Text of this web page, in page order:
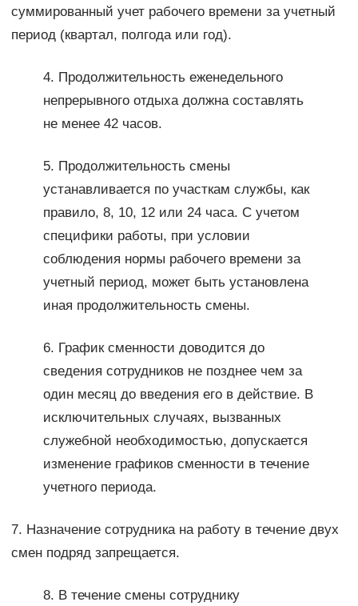
суммированный учет рабочего времени за учетный
период (квартал, полгода или год).
4. Продолжительность еженедельного
непрерывного отдыха должна составлять
не менее 42 часов.
5. Продолжительность смены
устанавливается по участкам службы, как
правило, 8, 10, 12 или 24 часа. С учетом
специфики работы, при условии
соблюдения нормы рабочего времени за
учетный период, может быть установлена
иная продолжительность смены.
6. График сменности доводится до
сведения сотрудников не позднее чем за
один месяц до введения его в действие. В
исключительных случаях, вызванных
служебной необходимостью, допускается
изменение графиков сменности в течение
учетного периода.
7. Назначение сотрудника на работу в течение двух
смен подряд запрещается.
8. В течение смены сотруднику